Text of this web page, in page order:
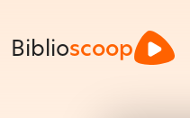
Biblioscoop